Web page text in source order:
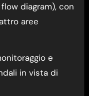
diagram), con
aree
e
in vista di